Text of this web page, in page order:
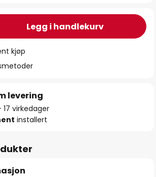
Legg i handlekurv
kjøp
levering
17 virkedager
installert